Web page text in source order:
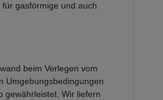
gasförmige und auch
beim Verlegen vom
Umgebungsbedingungen
gewährleistet. Wir liefern